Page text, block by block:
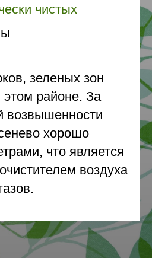
чистых
зеленых зон
районе. За
возвышенности
хорошо
что является
воздуха